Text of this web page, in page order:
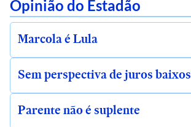
Opinião do Estadão
Marcola é Lula
Sem perspectiva de juros baixos
Parente não é suplente